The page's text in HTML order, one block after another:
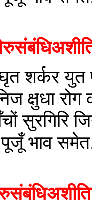
शर्कर
क्षुधा
सुरगिरि
भाव